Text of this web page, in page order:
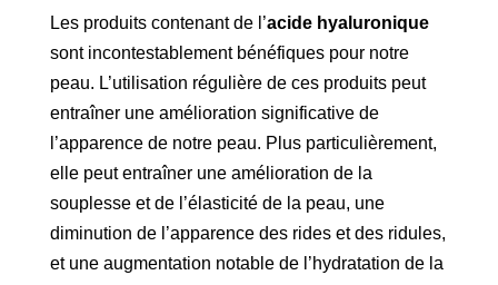
Les produits contenant de l’acide hyaluronique
sont incontestablement bénéfiques pour notre
peau. L’utilisation régulière de ces produits peut
entraîner une amélioration significative de
l’apparence de notre peau. Plus particulièrement,
elle peut entraîner une amélioration de la
souplesse et de l’élasticité de la peau, une
diminution de l’apparence des rides et des ridules,
et une augmentation notable de l’hydratation de la